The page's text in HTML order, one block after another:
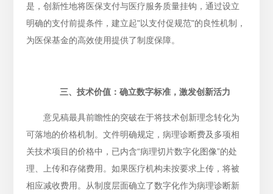
是，创新性地将医保支付与医疗服务质量挂钩，通过设立
明确的支付前提条件，建立起"以支付促规范"的良性机制，
为医保基金的高效使用提供了制度保障。
三、技术价值：确立数字标准，激发创新活力
意见稿最具前瞻性的突破在于将技术创新理念转化为
可落地的价格机制。文件明确规定，病理诊断费及多项相
关技术项目的价格中，已内含“病理切片数字化图像”的处
理、上传和存储费用。如果医疗机构未按要求上传，将被
相应减收费用。从制度层面确立了数字化作为病理诊断新